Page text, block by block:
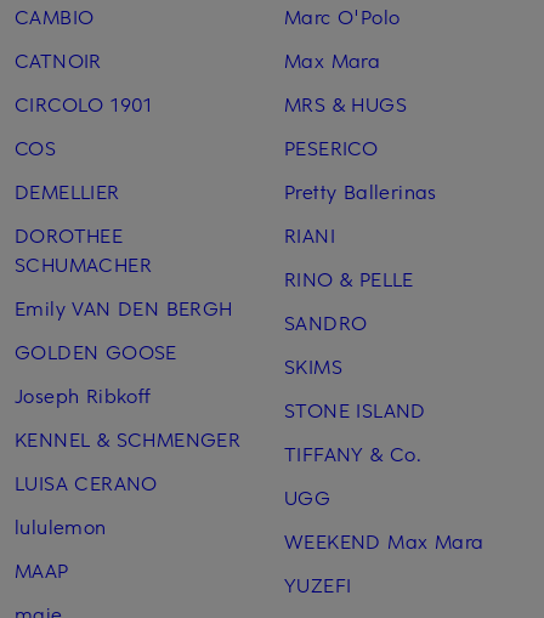
CAMBIO
CATNOIR
CIRCOLO 1901
COS
DEMELLIER
DOROTHEE
SCHUMACHER
Emily VAN DEN BERGH
GOLDEN GOOSE
Joseph Ribkoff
KENNEL & SCHMENGER
LUISA CERANO
lululemon
MAAP
Marc O'Polo
Max Mara
MRS & HUGS
PESERICO
Pretty Ballerinas
RIANI
RINO & PELLE
SANDRO
SKIMS
STONE ISLAND
TIFFANY & Co.
UGG
WEEKEND Max Mara
YUZEFI